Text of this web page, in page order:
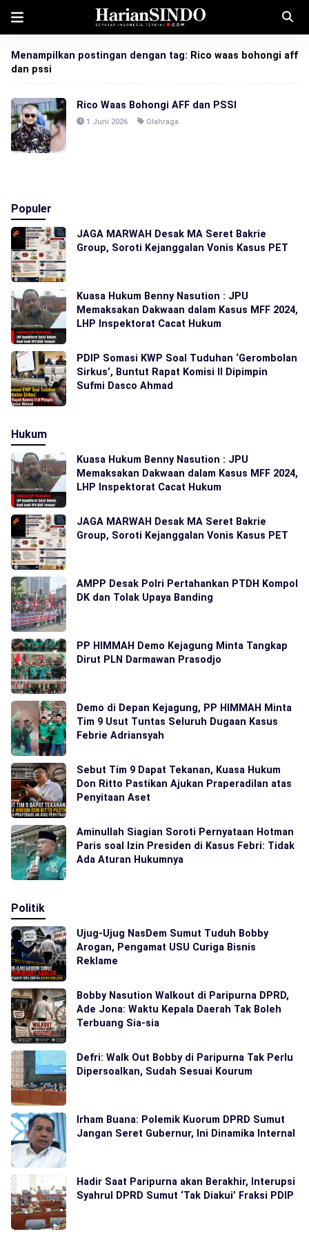
Menampilkan postingan dengan tag: Rico waas bohongi aff
dan pssi
Rico Waas Bohongi AFF dan PSSI
1 Juni 2026 Olahraga
Populer
JAGA MARWAH Desak MA Seret Bakrie
Group, Soroti Kejanggalan Vonis Kasus PET
Kuasa Hukum Benny Nasution : JPU
Memaksakan Dakwaan dalam Kasus MFF 2024,
LHP Inspektorat Cacat Hukum
PDIP Somasi KWP Soal Tuduhan ‘Gerombolan
Sirkus’, Buntut Rapat Komisi II Dipimpin
Sufmi Dasco Ahmad
Hukum
Kuasa Hukum Benny Nasution : JPU
Memaksakan Dakwaan dalam Kasus MFF 2024,
LHP Inspektorat Cacat Hukum
JAGA MARWAH Desak MA Seret Bakrie
Group, Soroti Kejanggalan Vonis Kasus PET
AMPP Desak Polri Pertahankan PTDH Kompol
DK dan Tolak Upaya Banding
PP HIMMAH Demo Kejagung Minta Tangkap
Dirut PLN Darmawan Prasodjo
Demo di Depan Kejagung, PP HIMMAH Minta
Tim 9 Usut Tuntas Seluruh Dugaan Kasus
Febrie Adriansyah
Sebut Tim 9 Dapat Tekanan, Kuasa Hukum
Don Ritto Pastikan Ajukan Praperadilan atas
Penyitaan Aset
Aminullah Siagian Soroti Pernyataan Hotman
Paris soal Izin Presiden di Kasus Febri: Tidak
Ada Aturan Hukumnya
Politik
Ujug-Ujug NasDem Sumut Tuduh Bobby
Arogan, Pengamat USU Curiga Bisnis
Reklame
Bobby Nasution Walkout di Paripurna DPRD,
Ade Jona: Waktu Kepala Daerah Tak Boleh
Terbuang Sia-sia
Defri: Walk Out Bobby di Paripurna Tak Perlu
Dipersoalkan, Sudah Sesuai Kourum
Irham Buana: Polemik Kuorum DPRD Sumut
Jangan Seret Gubernur, Ini Dinamika Internal
Hadir Saat Paripurna akan Berakhir, Interupsi
Syahrul DPRD Sumut ‘Tak Diakui’ Fraksi PDIP